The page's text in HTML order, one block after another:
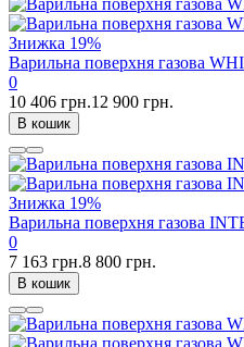
Знижка 19%
Варильна поверхня газова
0
10 406 грн.12 900 грн.
В кошик
Знижка 19%
Варильна поверхня газова
0
7 163 грн.8 800 грн.
В кошик